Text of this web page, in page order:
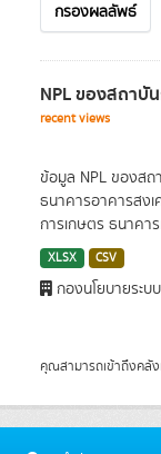
กรองผลลัพธ์
NPL ของสถาบั
recent views
ข้อมูล NPL ของสถ
ธนาคารอาคารสง
การเกษตร ธนาคาร
XLSX CSV
กองนโยบายระบ
คุณสามารถเข้าถึงคลั